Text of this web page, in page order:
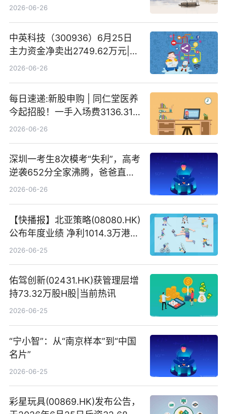
灵的温柔情书
2026-06-26
中英科技（300936）6月25日
主力资金净卖出2749.62万元|每
日速看
2026-06-26
每日速递:新股申购 | 同仁堂医养
今起招股！一手入场费3136.31
港元
2026-06-26
深圳一考生8次模考“失利”，高考
逆袭652分全家沸腾，爸爸直呼
“没查错吧” 焦点简讯
2026-06-26
【快播报】北亚策略(08080.HK)
公布年度业绩 净利1014.3万港元
同比扭亏为盈
2026-06-25
佑驾创新(02431.HK)获管理层增
持73.32万股H股|当前热讯
2026-06-25
“宁小智”：从“南京样本”到“中国
名片”
2026-06-25
彩星玩具(00869.HK)发布公告，